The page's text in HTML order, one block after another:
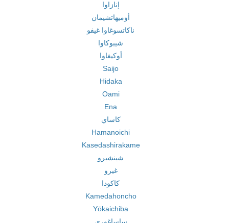
إنازاوا
أوميهاتشيمان
ناكاتسوغاوا غيفو
شيبوكاوا
أوكيغاوا
Saijo
Hidaka
Oami
Ena
كاساي
Hamanoichi
Kasedashirakame
شينشيرو
غيرو
كاكودا
Kamedahoncho
Yōkaichiba